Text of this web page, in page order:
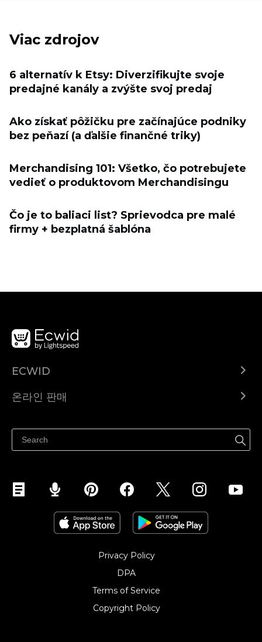
Viac zdrojov
6 alternatív k Etsy: Diverzifikujte svoje
predajné kanály a zvýšte svoj predaj
Ako získať pôžičku pre začínajúce podniky
bez peňazí (a ďalšie finančné triky)
Merchandising 101: Všetko, čo potrebujete
vedieť o produktovom Merchandisingu
Čo je to baliaci list? Sprievodca pre malé
firmy + bezplatná šablóna
ECWID
도움말 센터
온라인 판매
페이스북에서 판매하기
인스타그램에서 판매하기
Privacy Policy
DPA
Terms of Service
Copyright Policy‎